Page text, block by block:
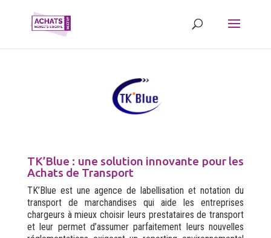
TK’Blue : une solution innovante pour les
Achats de Transport
TK’Blue est une agence de labellisation et notation du
transport de marchandises qui aide les entreprises
chargeurs à mieux choisir leurs prestataires de transport
et leur permet d’assumer parfaitement leurs nouvelles